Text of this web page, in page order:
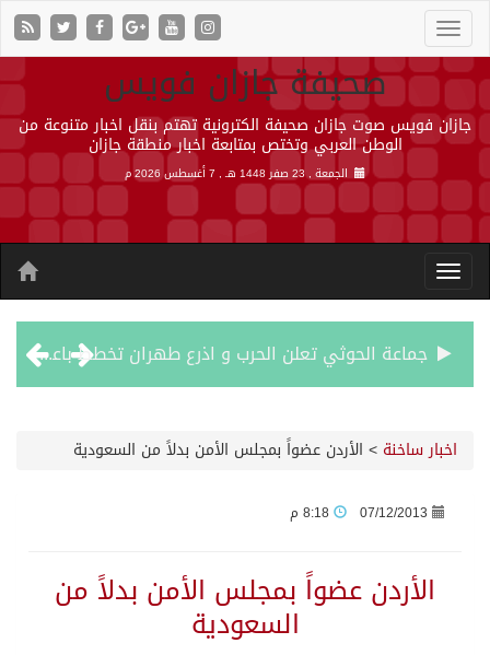
صحيفة جازان فويس
جازان فويس صوت جازان صحيفة الكترونية تهتم بنقل اخبار متنوعة من
الوطن العربي وتختص بمتابعة اخبار منطقة جازان
الجمعة , 23 صفر 1448 هـ , 7 أغسطس 2026 م
جماعة الحوثي تعلن الحرب و اذرع طهران تخطط باعمال ارهابية واسعة تطال دول الشرق الاوسط
اخبار ساخنة > الأردن عضواً بمجلس الأمن بدلاً من السعودية
07/12/2013
الأردن عضواً بمجلس الأمن بدلاً من
السعودية